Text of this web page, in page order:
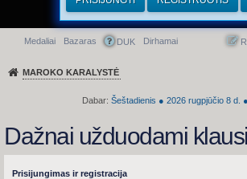
Greitasis meniu
Medaliai Bazaras DUK Dirhamai
MAROKO KARALYSTĖ
Dabar: Šeštadienis ● 2026 rugpjūčio 8 d. ●
Dažnai užduodami
Prisijungimas ir registracija